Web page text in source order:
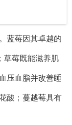
可减轻肾脏负
实，只要搭配合